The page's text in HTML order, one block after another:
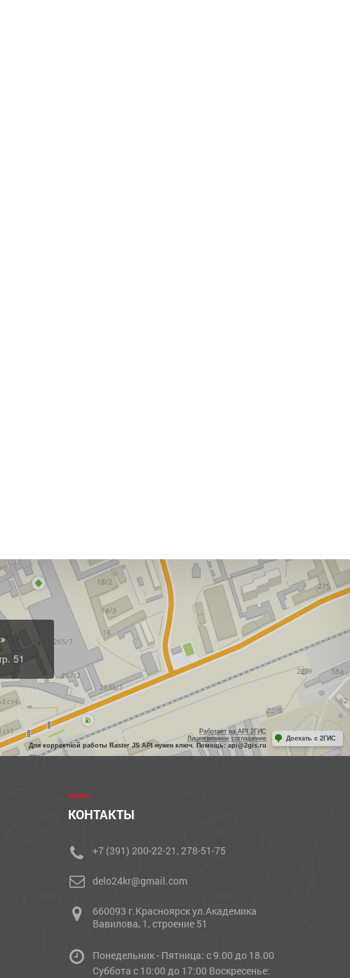
51
Работает на API 2ГИС
Лицензионное соглашение
Для корректной работы Raster JS API нужен ключ. Помощь: api@2gis.ru
Доехать с 2ГИС
КОНТАКТЫ
+7 (391) 200-22-21, 278-51-75
delo24kr@gmail.com
660093 г.Красноярск ул.Академика
Вавилова, 1, строение 51
Понедельник - Пятница: с 9.00 до 18.00
Cуббота с 10:00 до 17:00 Воскресенье: